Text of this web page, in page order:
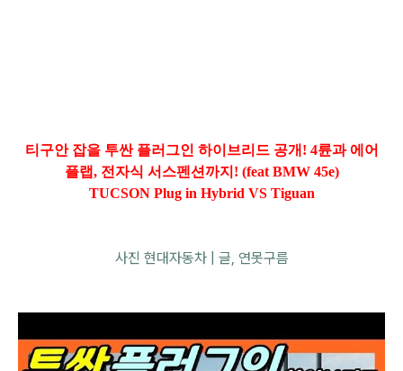
티구안 잡을 투싼 플러그인 하이브리드 공개! 4륜과 에어
플랩, 전자식 서스펜션까지! (feat BMW 45e)
TUCSON Plug in Hybrid VS Tiguan
사진 현대자동차 | 글, 연못구름